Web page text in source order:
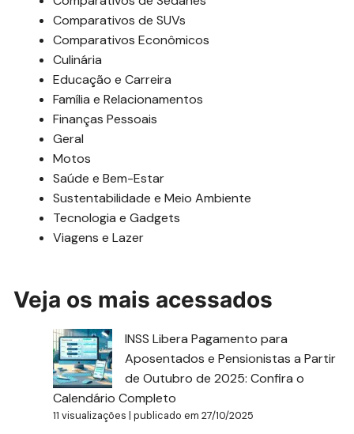
Comparativos de SUVs
Comparativos Econômicos
Culinária
Educação e Carreira
Família e Relacionamentos
Finanças Pessoais
Geral
Motos
Saúde e Bem-Estar
Sustentabilidade e Meio Ambiente
Tecnologia e Gadgets
Viagens e Lazer
Veja os mais acessados
INSS Libera Pagamento para
Aposentados e Pensionistas a Partir
de Outubro de 2025: Confira o
Calendário Completo
11 visualizações |publicado em 27/10/2025